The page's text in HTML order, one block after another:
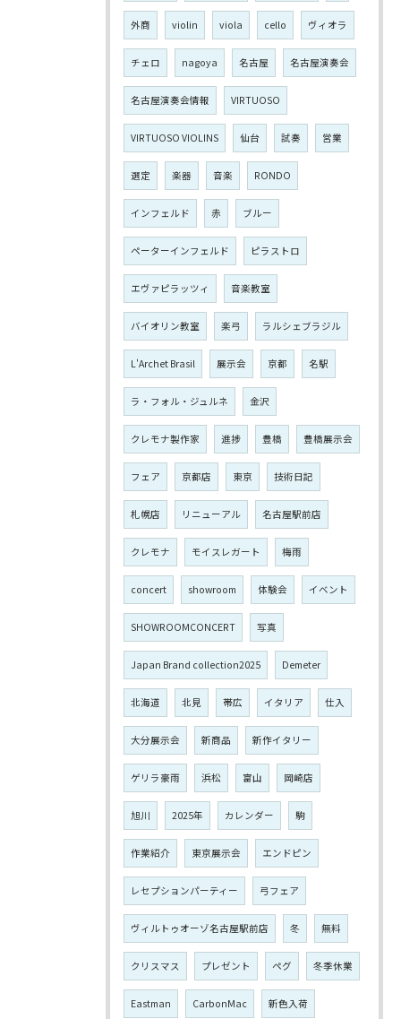
外商 violin viola cello ヴィオラ
チェロ nagoya 名古屋 名古屋演奏会
名古屋演奏会情報 VIRTUOSO
VIRTUOSO VIOLINS 仙台 試奏 営業
選定 楽器 音楽 RONDO
インフェルド 赤 ブルー
ペーターインフェルド ピラストロ
エヴァピラッツィ 音楽教室
バイオリン教室 楽弓 ラルシェブラジル
L'Archet Brasil 展示会 京都 名駅
ラ・フォル・ジュルネ 金沢
クレモナ製作家 進捗 豊橋 豊橋展示会
フェア 京都店 東京 技術日記
札幌店 リニューアル 名古屋駅前店
クレモナ モイスレガート 梅雨
concert showroom 体験会 イベント
SHOWROOMCONCERT 写真
Japan Brand collection2025 Demeter
北海道 北見 帯広 イタリア 仕入
大分展示会 新商品 新作イタリー
ゲリラ豪雨 浜松 富山 岡崎店
旭川 2025年 カレンダー 駒
作業紹介 東京展示会 エンドピン
レセプションパーティー 弓フェア
ヴィルトゥオーゾ名古屋駅前店 冬 無料
クリスマス プレゼント ペグ 冬季休業
Eastman CarbonMac 新色入荷